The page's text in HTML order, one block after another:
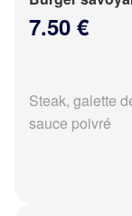
7.50 €
Steak, galette
sauce poivré